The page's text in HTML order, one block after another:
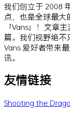
我们创立于 2008
点，也是全球最大
「Vans」！文章
篇。我们视野绝不
Vans 爱好者带来
讯。
友情链接
Shooting the